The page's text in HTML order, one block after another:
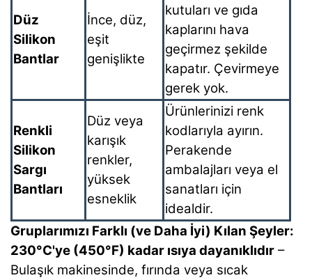
Düz
Silikon
Bantlar
İnce, düz,
eşit
genişlikte
kutuları ve gıda
kaplarını hava
geçirmez şekilde
kapatır. Çevirmeye
gerek yok.
Renkli
Silikon
Sargı
Bantları
Düz veya
karışık
renkler,
yüksek
esneklik
Ürünlerinizi renk
kodlarıyla ayırın.
Perakende
ambalajları veya el
sanatları için
idealdir.
Gruplarımızı Farklı (ve Daha İyi) Kılan Şeyler:
230°C'ye (450°F) kadar ısıya dayanıklıdır –
Bulaşık makinesinde, fırında veya sıcak